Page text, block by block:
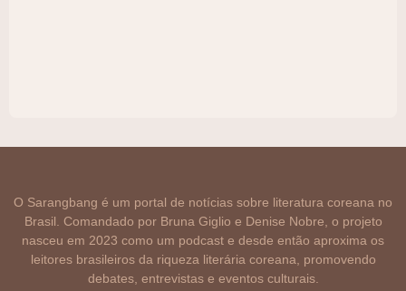
O Sarangbang é um portal de notícias sobre literatura coreana no
Brasil. Comandado por Bruna Giglio e Denise Nobre, o projeto
nasceu em 2023 como um podcast e desde então aproxima os
leitores brasileiros da riqueza literária coreana, promovendo
debates, entrevistas e eventos culturais.